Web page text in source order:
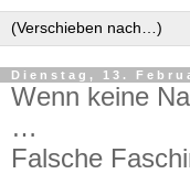
Dienstag, 13.
Wenn keine
…
Falsche